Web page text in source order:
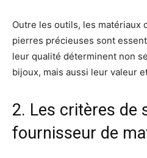
Outre les outils, les matériaux
pierres précieuses sont
leur qualité déterminent non
bijoux, mais aussi leur valeur
2. Les critères de
fournisseur de